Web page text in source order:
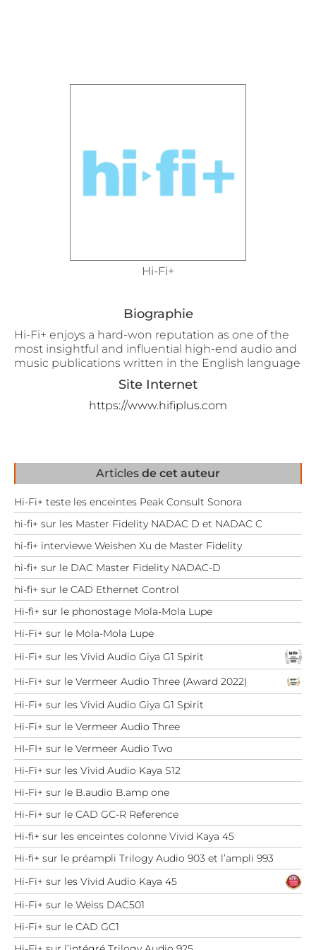
Hi-Fi+
Biographie
Hi-Fi+ enjoys a hard-won reputation as one of the
most insightful and influential high-end audio and
music publications written in the English language
Site Internet
https://www.hifiplus.com
Articles de cet auteur
Hi-Fi+ teste les enceintes Peak Consult Sonora
hi-fi+ sur les Master Fidelity NADAC D et NADAC C
hi-fi+ interviewe Weishen Xu de Master Fidelity
hi-fi+ sur le DAC Master Fidelity NADAC-D
hi-fi+ sur le CAD Ethernet Control
Hi-fi+ sur le phonostage Mola-Mola Lupe
Hi-Fi+ sur le Mola-Mola Lupe
Hi-Fi+ sur les Vivid Audio Giya G1 Spirit
Hi-Fi+ sur le Vermeer Audio Three (Award 2022)
Hi-Fi+ sur les Vivid Audio Giya G1 Spirit
Hi-Fi+ sur le Vermeer Audio Three
HI-FI+ sur le Vermeer Audio Two
Hi-Fi+ sur les Vivid Audio Kaya S12
Hi-Fi+ sur le B.audio B.amp one
Hi-Fi+ sur le CAD GC-R Reference
Hi-fi+ sur les enceintes colonne Vivid Kaya 45
Hi-fi+ sur le préampli Trilogy Audio 903 et l’ampli 993
Hi-Fi+ sur les Vivid Audio Kaya 45
Hi-Fi+ sur le Weiss DAC501
Hi-Fi+ sur le CAD GC1